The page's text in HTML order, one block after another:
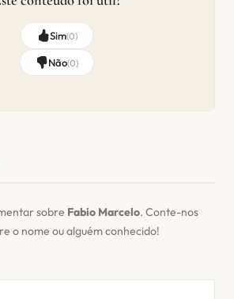
Sim(0)
Não(0)
sobre Fabio Marcelo. Conte-nos
o nome ou alguém conhecido!